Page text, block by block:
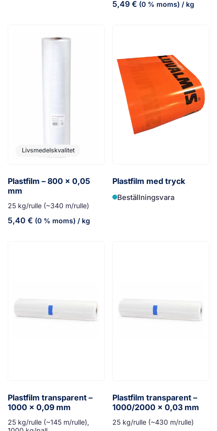
5,49 € (0 % moms) / kg
Livsmedelskvalitet
Plastfilm – 800 x 0,05
mm
25 kg/rulle (~340 m/rulle)
5,40 € (0 % moms) / kg
Plastfilm med tryck
Beställningsvara
Plastfilm transparent –
1000 x 0,09 mm
25 kg/rulle (~145 m/rulle),
Plastfilm transparent –
1000/2000 x 0,03 mm
25 kg/rulle (~430 m/rulle)